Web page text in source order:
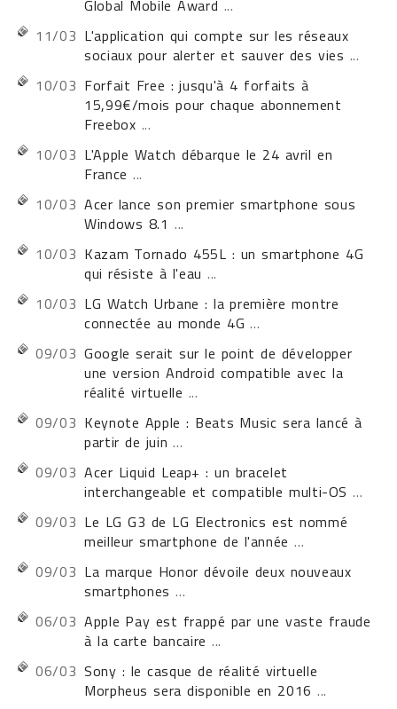
Global Mobile Award ...
11/03 L'application qui compte sur les réseaux
sociaux pour alerter et sauver des vies ...
10/03 Forfait Free : jusqu'à 4 forfaits à
15,99€/mois pour chaque abonnement
Freebox ...
10/03 L'Apple Watch débarque le 24 avril en
France ...
10/03 Acer lance son premier smartphone sous
Windows 8.1 ...
10/03 Kazam Tornado 455L : un smartphone 4G
qui résiste à l'eau ...
10/03 LG Watch Urbane : la première montre
connectée au monde 4G...
09/03 Google serait sur le point de développer
une version Android compatible avec la
réalité virtuelle ...
09/03 Keynote Apple : Beats Music sera lancé à
partir de juin ...
09/03 Acer Liquid Leap+ : un bracelet
interchangeable et compatible multi-OS ...
09/03 Le LG G3 de LG Electronics est nommé
meilleur smartphone de l'année ...
09/03 La marque Honor dévoile deux nouveaux
smartphones ...
06/03 Apple Pay est frappé par une vaste fraude
à la carte bancaire...
06/03 Sony : le casque de réalité virtuelle
Morpheus sera disponible en 2016 ...